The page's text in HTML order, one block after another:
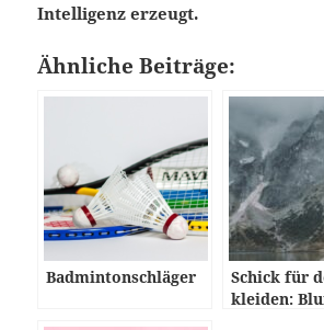
Intelligenz erzeugt.
Ähnliche Beiträge:
Badmintonschläger
Schick für
kleiden: